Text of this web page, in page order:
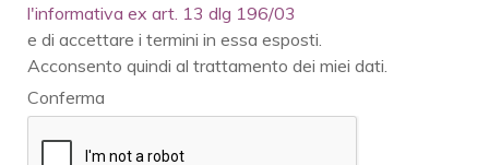
l'informativa ex art. 13 dlg 196/03
e di accettare i termini in essa esposti.
Acconsento quindi al trattamento dei miei dati.
Conferma